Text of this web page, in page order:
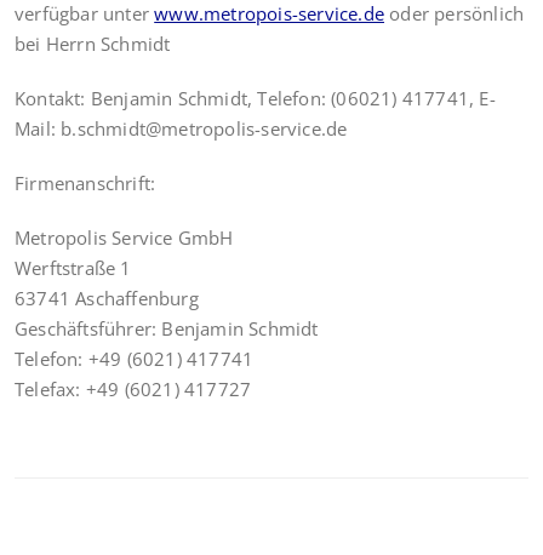
verfügbar unterwww.metropois-service.de oder persönlich
bei Herrn Schmidt
Kontakt: Benjamin Schmidt, Telefon: (06021) 417741, E-
Mail: b.schmidt@metropolis-service.de
Firmenanschrift:
Metropolis Service GmbH
Werftstraße 1
63741 Aschaffenburg
Geschäftsführer: Benjamin Schmidt
Telefon: +49 (6021) 417741
Telefax: +49 (6021) 417727